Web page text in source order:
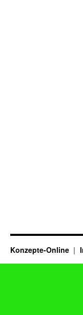
Konzepte-Online